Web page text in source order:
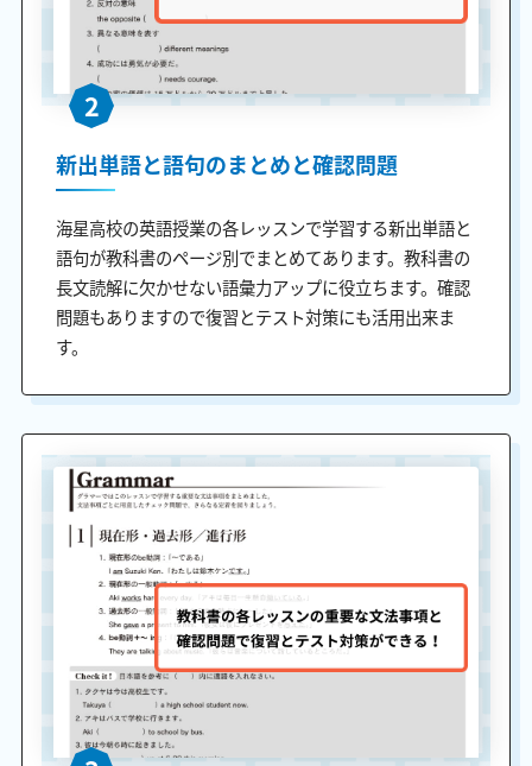
2
新出単語と語句のまとめと確認問題
海星高校の英語授業の各レッスンで学習する新出単語と
語句が教科書のページ別でまとめてあります。教科書の
長文読解に欠かせない語彙力アップに役立ちます。確認
問題もありますので復習とテスト対策にも活用出来ま
す。